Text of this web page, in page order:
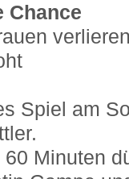
Chance
Spiel am
Minuten